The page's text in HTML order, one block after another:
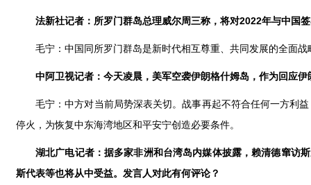
法新社记者：所罗门群岛总理威尔周三称，将对2022年与中国
毛宁：中国同所罗门群岛是新时代相互尊重、共同发展的全面
中阿卫视记者：今天凌晨，美军空袭伊朗格什姆岛，作为回应
毛宁：中方对当前局势深表关切。战事再起不符合任何一方利
停火，为恢复中东海湾地区和平安宁创造必要条件。
湖北广电记者：据多家非洲和台湾岛内媒体披露，赖清德窜访
斯代表等也将从中受益。发言人对此有何评论？